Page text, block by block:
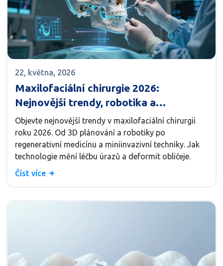
22, května, 2026
Maxilofaciální chirurgie 2026:
Nejnovější trendy, robotika a
regenerativní medicína
Objevte nejnovější trendy v maxilofaciální chirurgii
roku 2026. Od 3D plánování a robotiky po
regenerativní medicínu a miniinvazivní techniky. Jak
technologie mění léčbu úrazů a deformit obličeje.
Číst více